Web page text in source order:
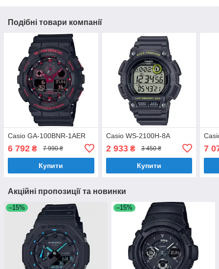
Подібні товари компанії
Casio GA-100BNR-1AER
6 792 ₴ 7 990 ₴
Купити
Casio WS-2100H-8A
2 933₴ 3 450 ₴
Купити
7
Акційні пропозиції та новинки
–15% –15%